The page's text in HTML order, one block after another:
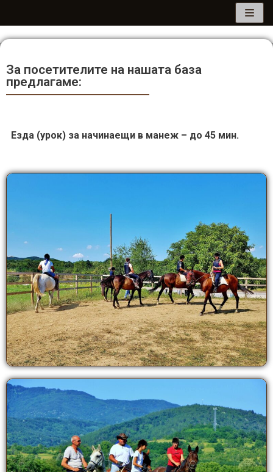
Продължете
съдържанието
За посетителите на нашата база
предлагаме:
Езда (урок) за начинаещи в манеж – до 45 мин.